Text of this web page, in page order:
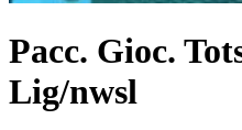
Pacc. Gioc.
Lig/nwsl